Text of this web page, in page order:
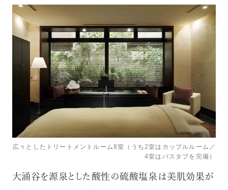
広々としたトリートメントルーム8室（うち2室はカップルルーム／
4室はバスタブを完備）
大涌谷を源泉とした酸性の硫酸塩泉は美肌効果が